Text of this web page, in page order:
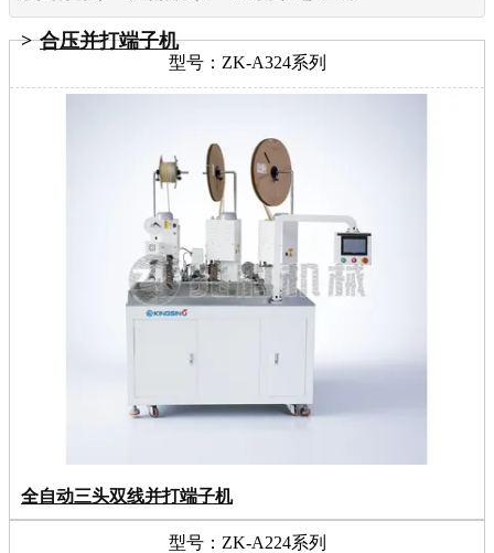
合压并打端子机
型号：ZK-A324系列
全自动三头双线并打端子机
型号：ZK-A224系列